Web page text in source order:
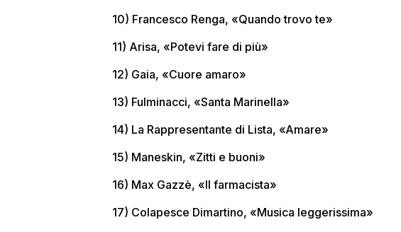
10) Francesco Renga, «Quando trovo te»
11) Arisa, «Potevi fare di più»
12) Gaia, «Cuore amaro»
13) Fulminacci, «Santa Marinella»
14) La Rappresentante di Lista, «Amare»
15) Maneskin, «Zitti e buoni»
16) Max Gazzè, «Il farmacista»
17) Colapesce Dimartino, «Musica leggerissima»